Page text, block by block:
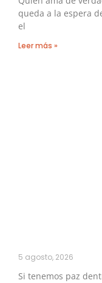
queda a la espera
el
Leer más »
5 agosto, 2026
Si tenemos paz